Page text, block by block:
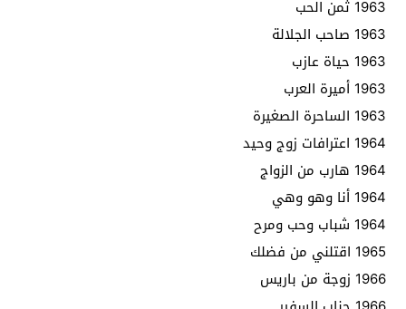
1963 ثمن الحب
1963 صاحب الجلالة
1963 حياة عازب
1963 أميرة العرب
1963 الساحرة الصغيرة
1964 اعترافات زوج وحيد
1964 هارب من الزواج
1964 أنا وهو وهي
1964 شباب وحب ومرح
1965 اقتلني من فضلك
1966 زوجة من باريس